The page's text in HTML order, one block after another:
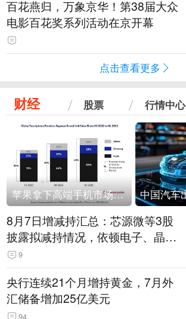
百花燕归，万象京华！第38届大众
电影百花奖系列活动在京开幕
点击查看更多
财经 股票 行情中心
苹果拿下高端手机市场65%的份额：iPhone 17系列功不可没
8月7日增减持汇总：芯源微等3股
披露拟减持情况，依顿电子、晶华
微拟增持（表）
9
央行连续21个月增持黄金，7月外
汇储备增加25亿美元
94